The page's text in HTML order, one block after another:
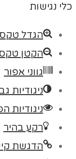
כלי נגישות
הגדל
הקטן
גווני אפור
ניגודיות
ניגודיות
רקע בהיר
הדגשת